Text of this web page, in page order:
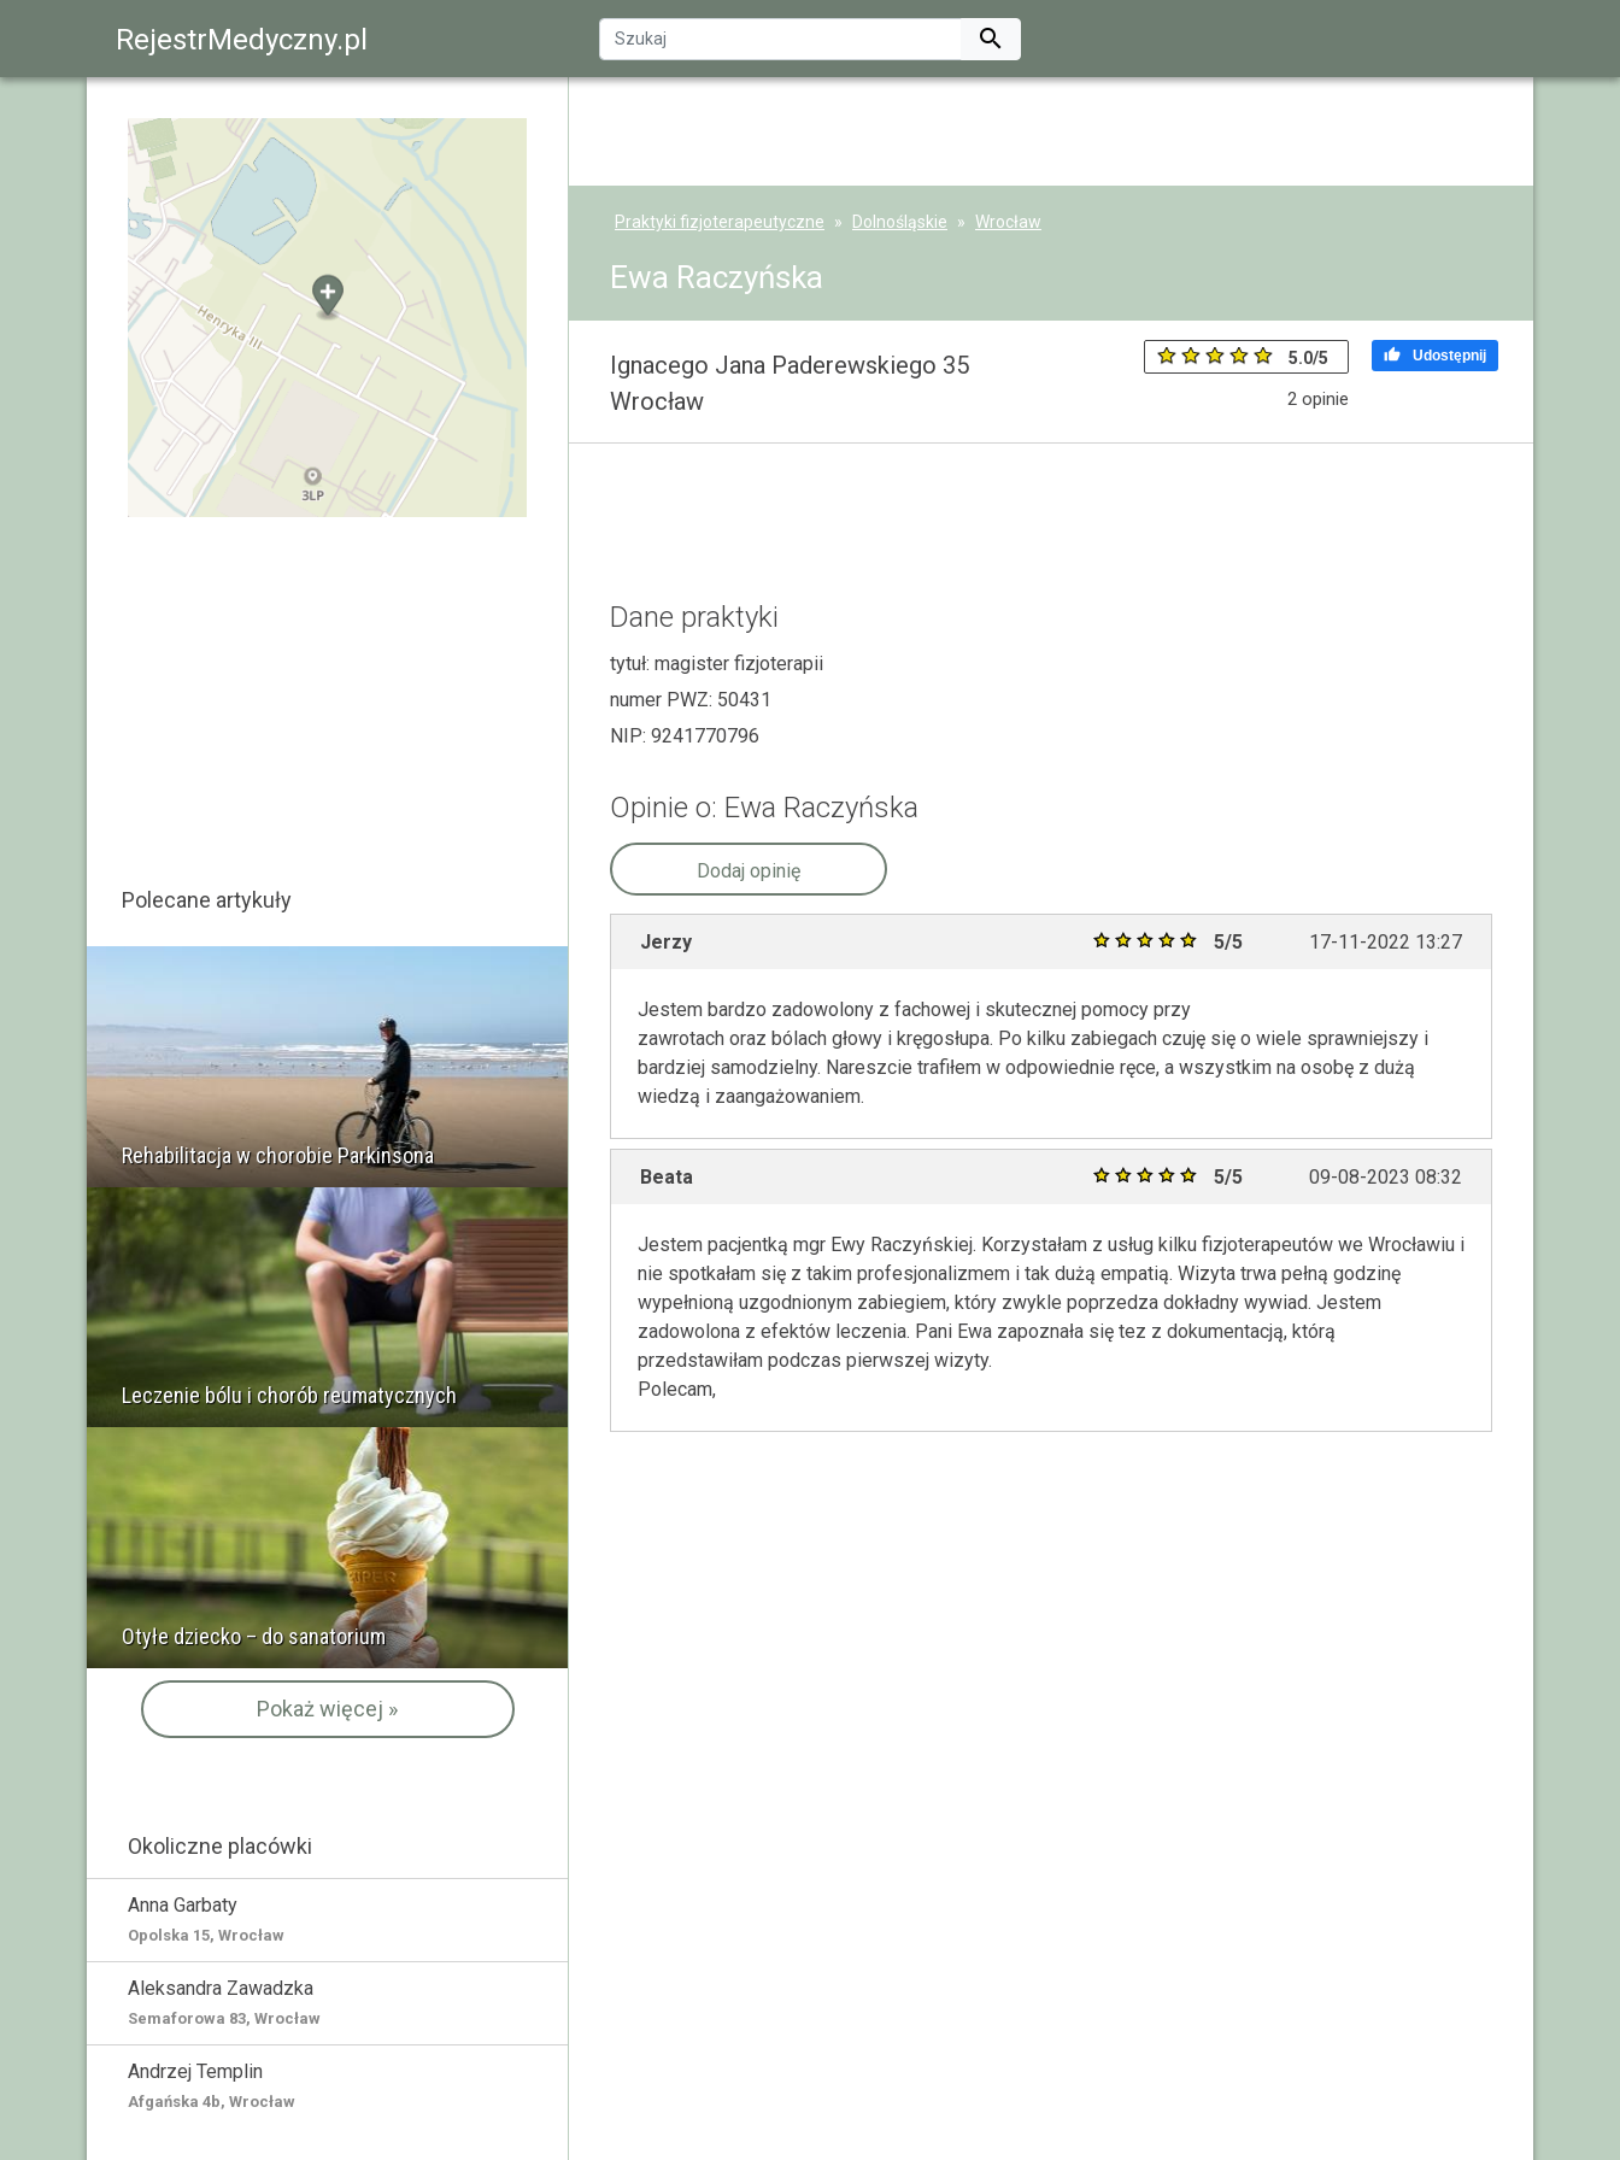
RejestrMedyczny.pl 
Praktyki fizjoterapeutyczne Dolnośląskie Wrocław
Ewa Raczyńska
Ignacego Jana Paderewskiego 35
Wrocław
5.0/5
2opinie
 Udostępnij
Dane praktyki
tytuł: magister fizjoterapii
numer PWZ: 50431
NIP: 9241770796
Opinie o: Ewa Raczyńska
Dodaj opinię
Jerzy 5/5 17-11-2022 13:27
Jestem bardzo zadowolony z fachowej i skutecznej pomocy przy
zawrotach oraz bólach głowy i kręgosłupa. Po kilku zabiegach czuję się o wiele sprawniejszy i
bardziej samodzielny. Nareszcie trafiłem w odpowiednie ręce, a wszystkim na osobę z dużą
wiedzą i zaangażowaniem.
Beata 5/5 09-08-2023 08:32
Jestem pacjentką mgr Ewy Raczyńskiej. Korzystałam z usług kilku fizjoterapeutów we Wrocławiu i
nie spotkałam się z takim profesjonalizmem i tak dużą empatią. Wizyta trwa pełną godzinę
wypełnioną uzgodnionym zabiegiem, który zwykle poprzedza dokładny wywiad. Jestem
zadowolona z efektów leczenia. Pani Ewa zapoznała się tez z dokumentacją, którą
przedstawiłam podczas pierwszej wizyty.
Polecam,
Polecane artykuły
Rehabilitacja w chorobie Parkinsona
Leczenie bólu i chorób reumatycznych
Otyłe dziecko – do sanatorium
Pokaż więcej »
Okoliczne placówki
Anna Garbaty
Opolska 15, Wrocław
Aleksandra Zawadzka
Semaforowa 83, Wrocław
Andrzej Templin
Afgańska 4b, Wrocław